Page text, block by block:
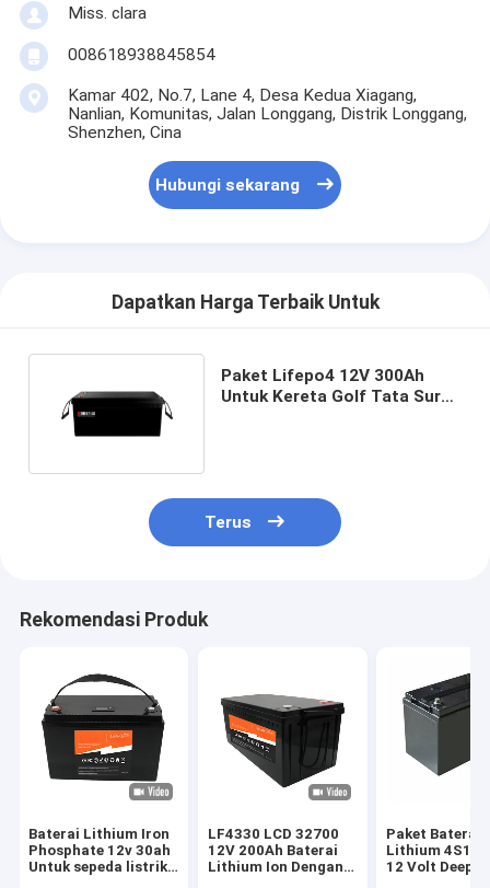
Miss. clara
008618938845854
Kamar 402, No.7, Lane 4, Desa Kedua Xiagang,
Nanlian, Komunitas, Jalan Longgang, Distrik Longgang,
Shenzhen, Cina
Hubungi sekarang
Dapatkan Harga Terbaik Untuk
Paket Lifepo4 12V 300Ah
Untuk Kereta Golf Tata Surya
Terus
Rekomendasi Produk
Baterai Lithium Iron
Phosphate 12v 30ah
Untuk sepeda listrik
LF4330 LCD 32700
12V 200Ah Baterai
Lithium Ion Dengan
Paket Baterai
Lithium 4S1P
12 Volt Deep